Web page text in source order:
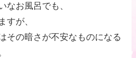
なお風呂でも、
すが、
その暗さが不安なものになる